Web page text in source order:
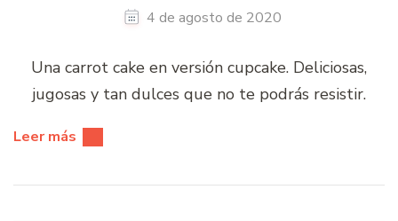
4 de agosto de 2020
Una carrot cake en versión cupcake. Deliciosas,
jugosas y tan dulces que no te podrás resistir.
Leer más